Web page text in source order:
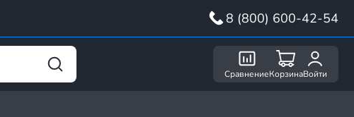
8 (800) 600-42-54
СравнениеКорзинаВойти